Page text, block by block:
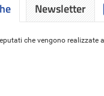
che vengono realizzate
Newsletter